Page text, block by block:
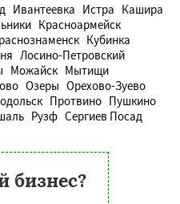
Ивантеевка Истра Кашира
Красноармейск
Кубинка
Лосино-Петровский
Можайск Мытищи
Озеры Орехово-Зуево
Протвино Пушкино
Рузф Сергиев Посад
бизнес?